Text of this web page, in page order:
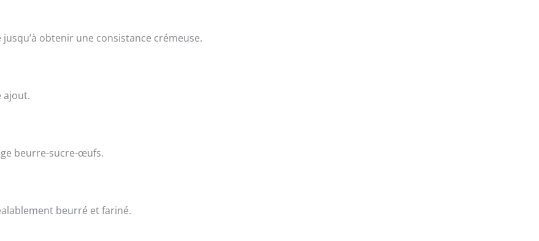
obtenir une consistance crémeuse.
ajout.
beurre-sucre-œufs.
beurré et fariné.